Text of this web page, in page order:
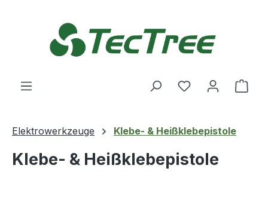
Du hast 0
Elektrowerkzeuge Klebe- & Heißklebepistole
Klebe- & Heißklebepistole